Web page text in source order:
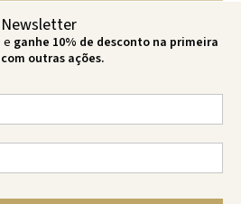
Newsletter
e ganhe 10% de desconto na primeira
outras ações.